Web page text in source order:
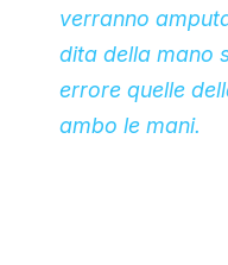
verranno
dita della mano
errore quelle
ambo le mani.